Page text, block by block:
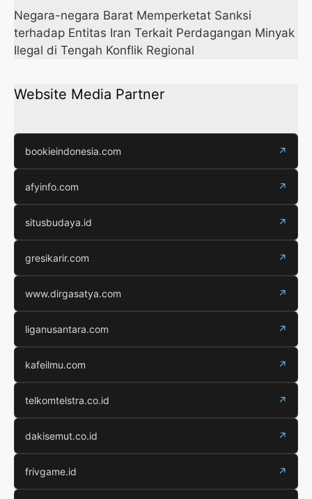
Negara-negara Barat Memperketat Sanksi
terhadap Entitas Iran Terkait Perdagangan Minyak
Ilegal di Tengah Konflik Regional
Website Media Partner
bookieindonesia.com ↗
afyinfo.com ↗
situsbudaya.id ↗
gresikarir.com ↗
www.dirgasatya.com ↗
liganusantara.com ↗
kafeilmu.com ↗
telkomtelstra.co.id ↗
dakisemut.co.id ↗
frivgame.id ↗